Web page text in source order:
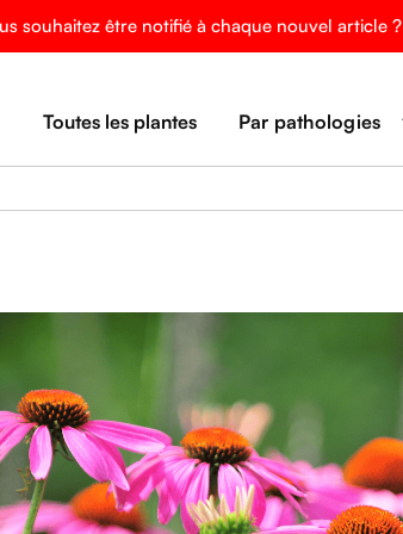
souhaitez être notifié à chaque nouvel article ?
Toutes les plantes Par pathologies